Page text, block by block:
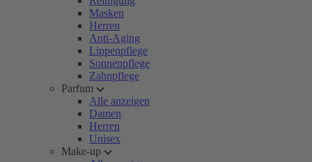
Masken
Herren
Anti-Aging
Lippenpflege
Sonnenpflege
Zahnpflege
Parfum
Alle anzeigen
Damen
Herren
Unisex
Make-up